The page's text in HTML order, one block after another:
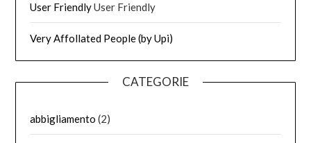
User FriendlyUser Friendly
Very Affollated People (by Upi)
CATEGORIE
abbigliamento (2)